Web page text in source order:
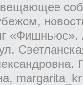
«Фишньюс».